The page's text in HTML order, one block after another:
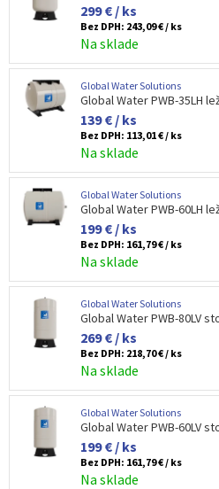
299 € / ks
Bez DPH: 243,09 € / ks
Na sklade
Global Water Solutions
Global Water PWB-35LH
139 € / ks
Bez DPH: 113,01 € / ks
Na sklade
Global Water Solutions
Global Water PWB-60LH
199 € / ks
Bez DPH: 161,79 € / ks
Na sklade
Global Water Solutions
Global Water PWB-80LV
269 € / ks
Bez DPH: 218,70 € / ks
Na sklade
Global Water Solutions
Global Water PWB-60LV
199 € / ks
Bez DPH: 161,79 € / ks
Na sklade